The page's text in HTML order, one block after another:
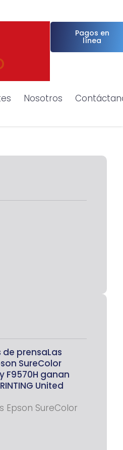
Pagos en
línea
Nosotros
prensaLas
SureColor
F9570H ganan
United
Epson SureColor